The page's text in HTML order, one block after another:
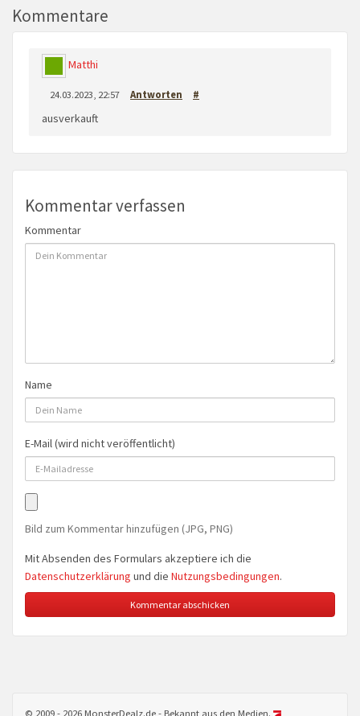
Kommentare
Matthi
24.03.2023, 22:57 Antworten #
ausverkauft
Kommentar verfassen
Kommentar
Name
E-Mail (wird nicht veröffentlicht)
Bild zum Kommentar hinzufügen (JPG, PNG)
Mit Absenden des Formulars akzeptiere ich die
Datenschutzerklärung und die Nutzungsbedingungen.
© 2009 - 2026 MonsterDealz.de - Bekannt aus den Medien.